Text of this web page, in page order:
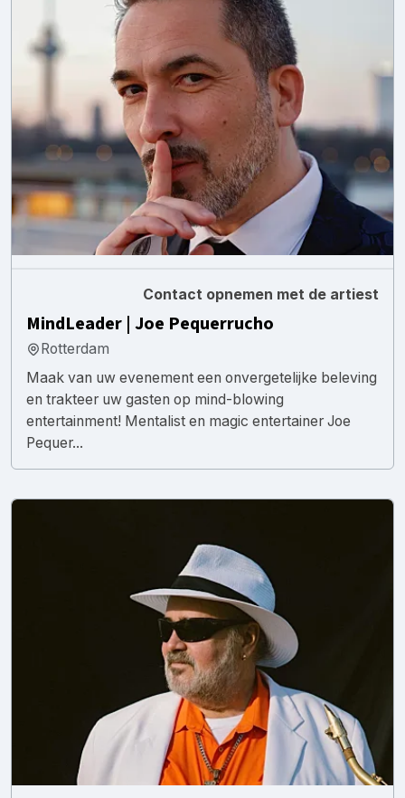
Contact opnemen met de artiest
MindLeader | Joe Pequerrucho
Rotterdam
Maak van uw evenement een onvergetelijke beleving
en trakteer uw gasten op mind-blowing
entertainment! Mentalist en magic entertainer Joe
Pequer...